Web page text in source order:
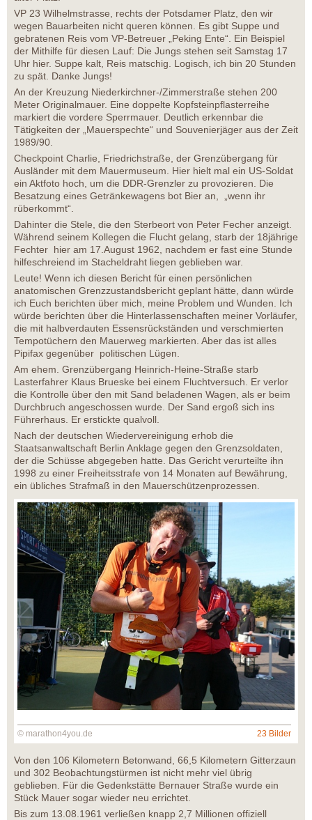
VP 23 Wilhelmstrasse, rechts der Potsdamer Platz, den wir
wegen Bauarbeiten nicht queren können. Es gibt Suppe und
gebratenen Reis vom VP-Betreuer „Peking Ente“. Ein Beispiel
der Mithilfe für diesen Lauf: Die Jungs stehen seit Samstag 17
Uhr hier. Suppe kalt, Reis matschig. Logisch, ich bin 20 Stunden
zu spät. Danke Jungs!
An der Kreuzung Niederkirchner-/Zimmerstraße stehen 200
Meter Originalmauer. Eine doppelte Kopfsteinpflasterreihe
markiert die vordere Sperrmauer. Deutlich erkennbar die
Tätigkeiten der „Mauerspechte“ und Souvenierjäger aus der Zeit
1989/90.
Checkpoint Charlie, Friedrichstraße, der Grenzübergang für
Ausländer mit dem Mauermuseum. Hier hielt mal ein US-Soldat
ein Aktfoto hoch, um die DDR-Grenzler zu provozieren. Die
Besatzung eines Getränkewagens bot Bier an, „wenn ihr
rüberkommt“.
Dahinter die Stele, die den Sterbeort von Peter Fecher anzeigt.
Während seinem Kollegen die Flucht gelang, starb der 18jährige
Fechter hier am 17.August 1962, nachdem er fast eine Stunde
hilfeschreiend im Stacheldraht liegen geblieben war.
Leute! Wenn ich diesen Bericht für einen persönlichen
anatomischen Grenzzustandsbericht geplant hätte, dann würde
ich Euch berichten über mich, meine Problem und Wunden. Ich
würde berichten über die Hinterlassenschaften meiner Vorläufer,
die mit halbverdauten Essensrückständen und verschmierten
Tempotüchern den Mauerweg markierten. Aber das ist alles
Pipifax gegenüber politischen Lügen.
Am ehem. Grenzübergang Heinrich-Heine-Straße starb
Lasterfahrer Klaus Brueske bei einem Fluchtversuch. Er verlor
die Kontrolle über den mit Sand beladenen Wagen, als er beim
Durchbruch angeschossen wurde. Der Sand ergoß sich ins
Führerhaus. Er erstickte qualvoll.
Nach der deutschen Wiedervereinigung erhob die
Staatsanwaltschaft Berlin Anklage gegen den Grenzsoldaten,
der die Schüsse abgegeben hatte. Das Gericht verurteilte ihn
1998 zu einer Freiheitsstrafe von 14 Monaten auf Bewährung,
ein übliches Strafmaß in den Mauerschützenprozessen.
© marathon4you.de 23 Bilder
Von den 106 Kilometern Betonwand, 66,5 Kilometern Gitterzaun
und 302 Beobachtungstürmen ist nicht mehr viel übrig
geblieben. Für die Gedenkstätte Bernauer Straße wurde ein
Stück Mauer sogar wieder neu errichtet.
Bis zum 13.08.1961 verließen knapp 2,7 Millionen offiziell